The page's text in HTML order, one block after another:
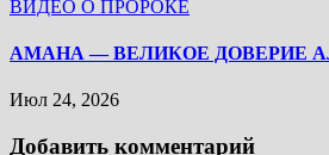
ВИДЕО О ПРОРОКЕ
АМАНА — ВЕЛИКОЕ ДОВЕРИЕ
Июл 24, 2026
Добавить комментарий